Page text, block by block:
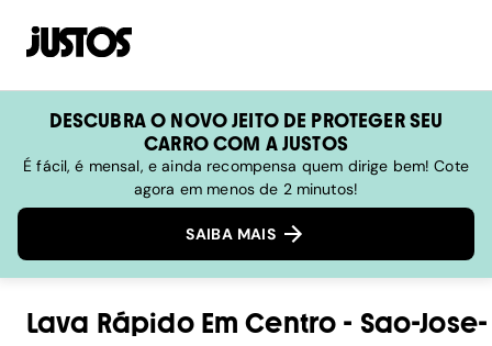
DESCUBRA O NOVO JEITO DE PROTEGER SEU
CARRO COM A JUSTOS
É fácil, é mensal, e ainda recompensa quem dirige bem! Cote
agora em menos de 2 minutos!
SAIBA MAIS
Lava RápidoEmCentro - Sao-Jose-